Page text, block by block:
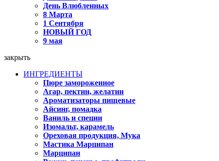
День Влюбленных
8 Марта
1 Сентября
НОВЫЙ ГОД
9 мая
закрыть
ИНГРЕДИЕНТЫ
Пюре замороженное
Агар, пектин, желатин
Ароматизаторы пищевые
Айсинг, помадка
Ваниль и специи
Изомальт, карамель
Ореховая продукция, Мука
Мастика Марципан
Марципан